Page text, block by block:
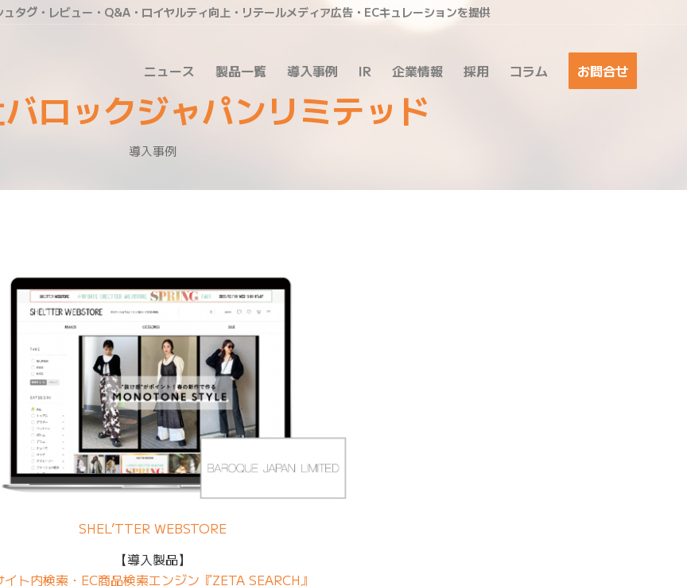
タグ・レビュー・Q&A・ロイヤルティ向上・リテールメディア広告・ECキュレーションを提供
ニュース 製品一覧 導入事例 IR 企業情報 採用 コラム お問合せ
ロックジャパンリミテッド
導入事例
SHEL’TTER WEBSTORE
【導入製品】
イト内検索・EC商品検索エンジン『ZETA SEARCH』